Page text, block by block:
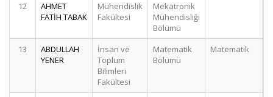
12
AHMET
FATİH TABAK
Mühendislik
Fakültesi
Mekatronik
Mühendisliği
Bölümü
13
ABDULLAH
YENER
İnsan ve
Toplum
Bilimleri
Fakültesi
Matematik
Bölümü
Matematik